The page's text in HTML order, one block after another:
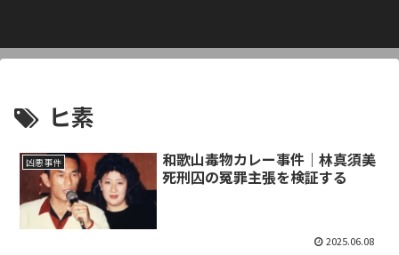
ヒ素
凶悪事件
和歌山毒物カレー事件｜林真須美
死刑囚の冤罪主張を検証する
2025.06.08